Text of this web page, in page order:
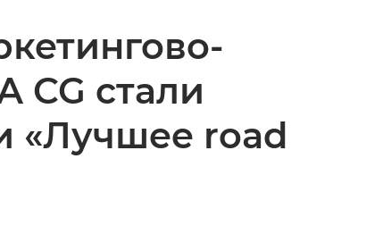
CG стали
«Лучшее road